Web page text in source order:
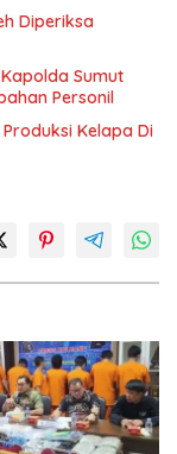
Diperiksa
Sumut
Personil
Kelapa Di